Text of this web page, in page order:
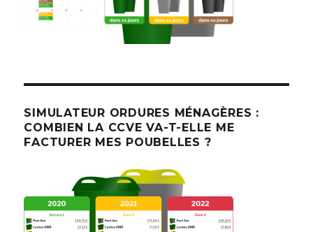
SIMULATEUR ORDURES MÉNAGÈRES :
COMBIEN LA CCVE VA-T-ELLE ME
FACTURER MES POUBELLES ?